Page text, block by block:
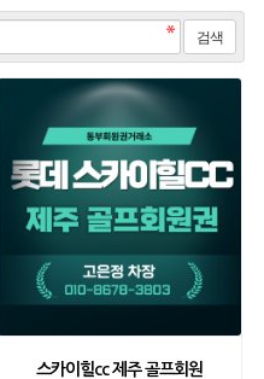
스카이힐cc 제주 골프회원